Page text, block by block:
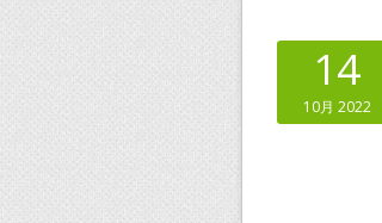
14
10月 2022